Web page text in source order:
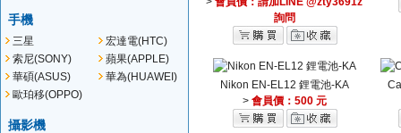
手機
三星
(SAMSUNG)
宏達電(HTC)
索尼(SONY)
蘋果(APPLE)
華碩(ASUS)
華為(HUAWEI)
歐珀移(OPPO)
攝影機
詢問
Nikon EN-EL12 鋰電池-KA
> 會員價：500 元